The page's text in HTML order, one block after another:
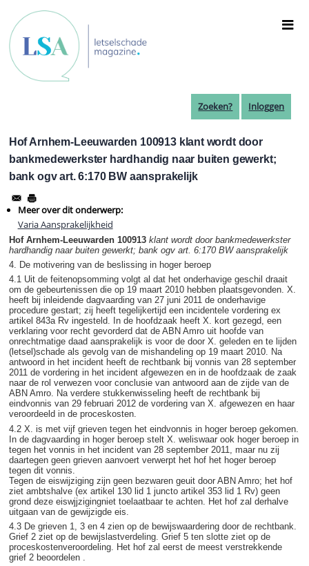
naar
de
inhoud
gaan
Zoeken? Inloggen
Hof Arnhem-Leeuwarden 100913 klant wordt door
bankmedewerkster hardhandig naar buiten gewerkt;
bank ogv art. 6:170 BW aansprakelijk
Meer over dit onderwerp:
Varia Aansprakelijkheid
Hof Arnhem-Leeuwarden 100913 klant wordt door bankmedewerkster
hardhandig naar buiten gewerkt; bank ogv art. 6:170 BW aansprakelijk
4. De motivering van de beslissing in hoger beroep
4.1 Uit de feitenopsomming volgt al dat het onderhavige geschil draait
om de gebeurtenissen die op 19 maart 2010 hebben plaatsgevonden. X.
heeft bij inleidende dagvaarding van 27 juni 2011 de onderhavige
procedure gestart; zij heeft tegelijkertijd een incidentele vordering ex
artikel 843a Rv ingesteld. In de hoofdzaak heeft X. kort gezegd, een
verklaring voor recht gevorderd dat de ABN Amro uit hoofde van
onrechtmatige daad aansprakelijk is voor de door X. geleden en te lijden
(letsel)schade als gevolg van de mishandeling op 19 maart 2010. Na
antwoord in het incident heeft de rechtbank bij vonnis van 28 september
2011 de vordering in het incident afgewezen en in de hoofdzaak de zaak
naar de rol verwezen voor conclusie van antwoord aan de zijde van de
ABN Amro. Na verdere stukkenwisseling heeft de rechtbank bij
eindvonnis van 29 februari 2012 de vordering van X. afgewezen en haar
veroordeeld in de proceskosten.
4.2 X. is met vijf grieven tegen het eindvonnis in hoger beroep gekomen.
In de dagvaarding in hoger beroep stelt X. weliswaar ook hoger beroep in
tegen het vonnis in het incident van 28 september 2011, maar nu zij
daartegen geen grieven aanvoert verwerpt het hof het hoger beroep
tegen dit vonnis.
Tegen de eiswijziging zijn geen bezwaren geuit door ABN Amro; het hof
ziet ambtshalve (ex artikel 130 lid 1 juncto artikel 353 lid 1 Rv) geen
grond deze eiswjjzigingniet toelaatbaar te achten. Het hof zal derhalve
uitgaan van de gewijzigde eis.
4.3 De grieven 1, 3 en 4 zien op de bewijswaardering door de rechtbank.
Grief 2 ziet op de bewijslastverdeling. Grief 5 ten slotte ziet op de
proceskostenveroordeling. Het hof zal eerst de meest verstrekkende
grief 2 beoordelen .